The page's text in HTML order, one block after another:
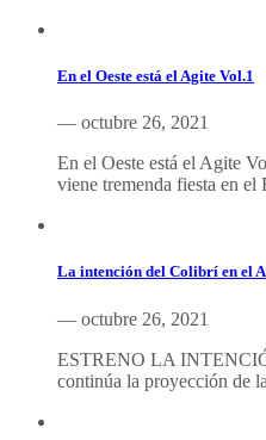
En el Oeste está el Agite Vol.1
— octubre 26, 2021
En el Oeste está el Agite
viene tremenda fiesta en el
La intención del Colibrí en el
— octubre 26, 2021
ESTRENO LA
continúa la proyección de